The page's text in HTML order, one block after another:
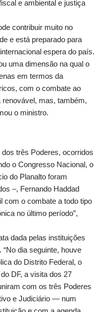
e ambiental e justiça
contribuir muito no
e está preparado para
espera do país.
uma dimensão na qual o
em termos da
com o combate ao
mas, também,
o ministro.
três Poderes, ocorridos
o Congresso Nacional, o
do Planalto foram
–, Fernando Haddad
com o combate a todo tipo
no último período”,
dada pelas instituições
dia seguinte, houve
do Distrito Federal, o
DF, a visita dos 27
com os três Poderes
e Judiciário — num